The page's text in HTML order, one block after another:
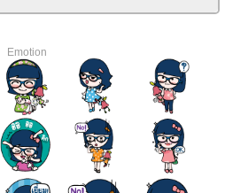
Emotion